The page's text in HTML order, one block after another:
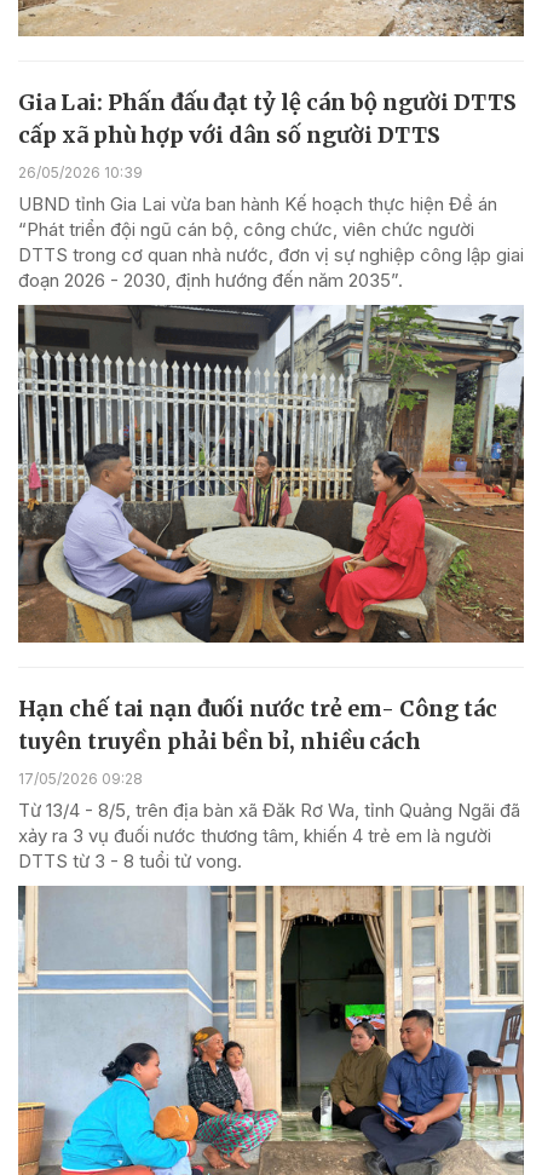
Gia Lai: Phấn đấu đạt tỷ lệ cán bộ người DTTS
cấp xã phù hợp với dân số người DTTS
26/05/2026 10:39
UBND tỉnh Gia Lai vừa ban hành Kế hoạch thực hiện Đề án
“Phát triển đội ngũ cán bộ, công chức, viên chức người
DTTS trong cơ quan nhà nước, đơn vị sự nghiệp công lập giai
đoạn 2026 - 2030, định hướng đến năm 2035”.
Hạn chế tai nạn đuối nước trẻ em- Công tác
tuyên truyền phải bền bỉ, nhiều cách
17/05/2026 09:28
Từ 13/4 - 8/5, trên địa bàn xã Đăk Rơ Wa, tỉnh Quảng Ngãi đã
xảy ra 3 vụ đuối nước thương tâm, khiến 4 trẻ em là người
DTTS từ 3 - 8 tuổi tử vong.